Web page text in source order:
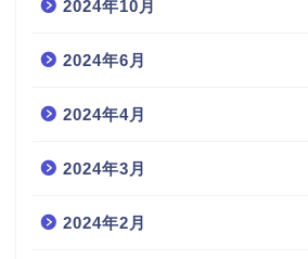
2024年10月
2024年6月
2024年4月
2024年3月
2024年2月